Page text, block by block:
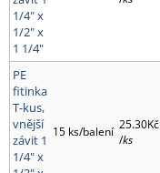
1/4" x
1/2" x
1 1/4"
PE
fitinka
T-kus,
vnější
závit 1
1/4" x
15 ks/balení 25.30Kč
/ks